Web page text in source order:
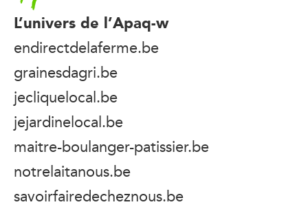
L’univers de l’Apaq-w
endirectdelaferme.be
grainesdagri.be
jecliquelocal.be
jejardinelocal.be
maitre-boulanger-patissier.be
notrelaitanous.be
savoirfairedecheznous.be